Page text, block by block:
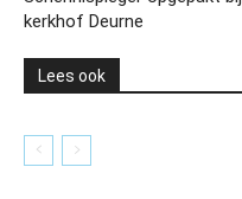
kerkhof Deurne
Lees ook